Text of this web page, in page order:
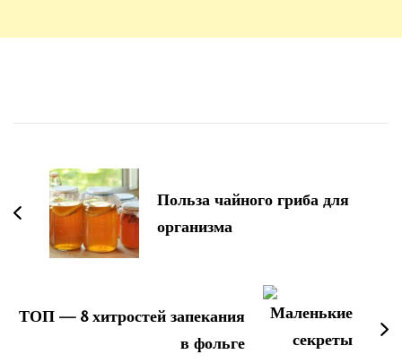
записям
Польза чайного гриба для
организма
ТОП — 8 хитростей запекания
в фольге